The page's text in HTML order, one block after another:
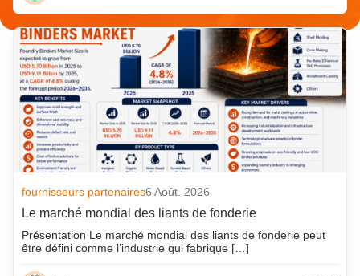
fournisseurs partenaires6 Août. 2026
Le marché mondial des liants de fonderie
Présentation Le marché mondial des liants de fonderie peut
être défini comme l’industrie qui fabrique […]